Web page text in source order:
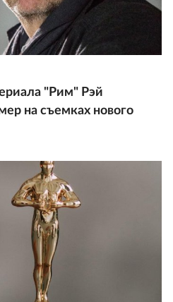
"Рим" Рэй
на съемках нового